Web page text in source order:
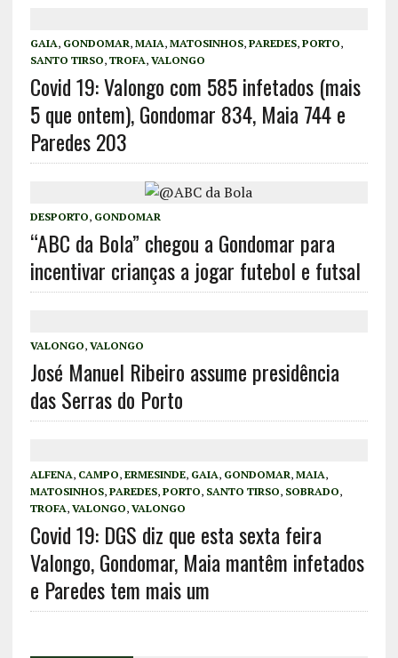
GAIA, GONDOMAR, MAIA, MATOSINHOS, PAREDES, PORTO,
SANTO TIRSO, TROFA, VALONGO
Covid 19: Valongo com 585 infetados (mais
5 que ontem), Gondomar 834, Maia 744 e
Paredes 203
DESPORTO, GONDOMAR
“ABC da Bola” chegou a Gondomar para
incentivar crianças a jogar futebol e futsal
VALONGO, VALONGO
José Manuel Ribeiro assume presidência
das Serras do Porto
ALFENA, CAMPO, ERMESINDE, GAIA, GONDOMAR, MAIA,
MATOSINHOS, PAREDES, PORTO, SANTO TIRSO, SOBRADO,
TROFA, VALONGO, VALONGO
Covid 19: DGS diz que esta sexta feira
Valongo, Gondomar, Maia mantêm infetados
e Paredes tem mais um